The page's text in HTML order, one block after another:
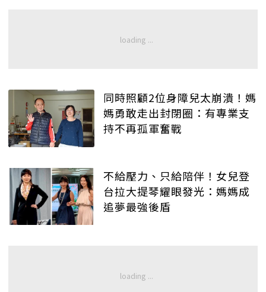
同時照顧2位身障兒太崩潰！媽
媽勇敢走出封閉圈：有專業支
持不再孤軍奮戰
不給壓力、只給陪伴！女兒登
台拉大提琴耀眼發光：媽媽成
追夢最強後盾